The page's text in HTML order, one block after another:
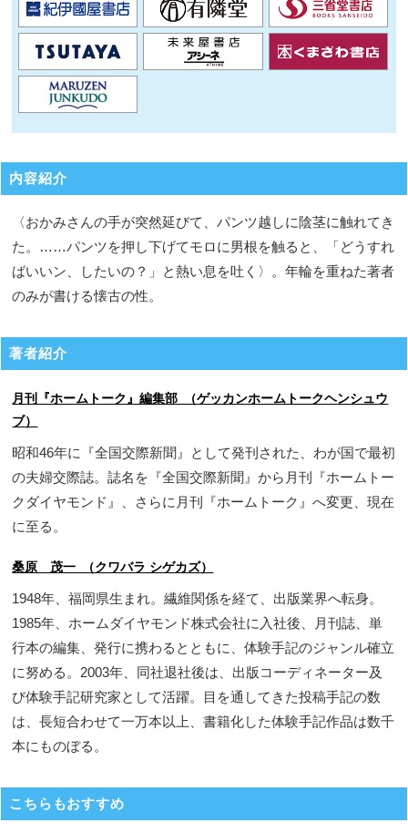
内容紹介
〈おかみさんの手が突然延びて、パンツ越しに陰茎に触れてき
た。……パンツを押し下げてモロに男根を触ると、「どうすれ
ばいいン、したいの？」と熱い息を吐く〉。年輪を重ねた著者
のみが書ける懐古の性。
著者紹介
月刊『ホームトーク』編集部 （ゲッカンホームトークヘンシュウ
ブ）
昭和46年に『全国交際新聞』として発刊された、わが国で最初
の夫婦交際誌。誌名を『全国交際新聞』から月刊『ホームトー
クダイヤモンド』、さらに月刊『ホームトーク』へ変更、現在
に至る。
桑原 茂一 （クワバラ シゲカズ）
1948年、福岡県生まれ。繊維関係を経て、出版業界へ転身。
1985年、ホームダイヤモンド株式会社に入社後、月刊誌、単
行本の編集、発行に携わるとともに、体験手記のジャンル確立
に努める。2003年、同社退社後は、出版コーディネーター及
び体験手記研究家として活躍。目を通してきた投稿手記の数
は、長短合わせて一万本以上、書籍化した体験手記作品は数千
本にものぼる。
こちらもおすすめ